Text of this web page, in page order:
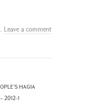
. Leave a comment
HAGIA
2012-1